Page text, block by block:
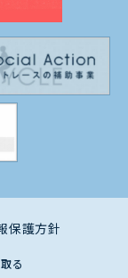
保護方針
る